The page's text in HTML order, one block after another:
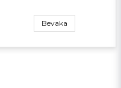
Bevaka